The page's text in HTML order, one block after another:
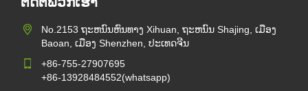
No.2153 ຖະຫນົນຫົນທາງ Xihuan, ຖະຫນົນ Shajing, ເມືອງ
Baoan, ເມືອງ Shenzhen, ປະເທດຈີນ
+86-755-27907695
+86-13928484552(whatsapp)